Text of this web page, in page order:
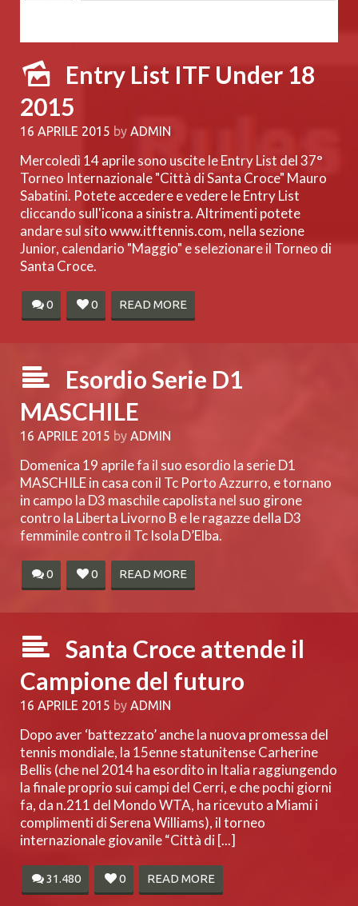
Entry List ITF Under 18
2015
16 APRILE 2015 by ADMIN
Mercoledì 14 aprile sono uscite le Entry List del 37°
Torneo Internazionale "Città di Santa Croce" Mauro
Sabatini. Potete accedere e vedere le Entry List
cliccando sull'icona a sinistra. Altrimenti potete
andare sul sito www.itftennis.com, nella sezione
Junior, calendario "Maggio" e selezionare il Torneo di
Santa Croce.
0 0 READ MORE
Esordio Serie D1
MASCHILE
16 APRILE 2015 by ADMIN
Domenica 19 aprile fa il suo esordio la serie D1
MASCHILE in casa con il Tc Porto Azzurro, e tornano
in campo la D3 maschile capolista nel suo girone
contro la Liberta Livorno B e le ragazze della D3
femminile contro il Tc Isola D’Elba.
0 0 READ MORE
Santa Croce attende il
Campione del futuro
16 APRILE 2015 by ADMIN
Dopo aver ‘battezzato’ anche la nuova promessa del
tennis mondiale, la 15enne statunitense Carherine
Bellis (che nel 2014 ha esordito in Italia raggiungendo
la finale proprio sui campi del Cerri, e che pochi giorni
fa, da n.211 del Mondo WTA, ha ricevuto a Miami i
complimenti di Serena Williams), il torneo
internazionale giovanile “Città di [...]
31.480 0 READ MORE